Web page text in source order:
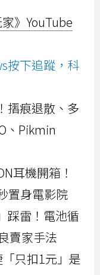
》YouTube
按下追蹤，科
摺痕退散、多
、Pikmin
耳機開箱！
置身電影院
踩雷！電池循
賣家手法
只扣1元」是